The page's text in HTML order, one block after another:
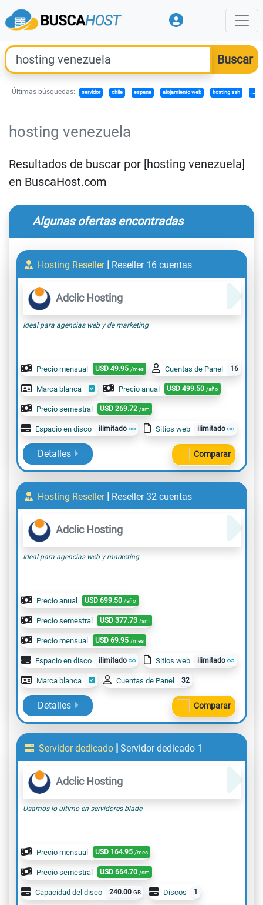
Últimas búsquedas: servidor chile espana alojamiento web hosting ssh ...
hosting venezuela
Resultados de buscar por [hosting venezuela]
en BuscaHost.com
Algunas ofertas encontradas
Hosting Reseller | Reseller 16 cuentas
Adclic Hosting
Ideal para agencias web y de marketing
Precio mensual USD 49.95 /mes Cuentas de Panel 16
Marca blanca Precio anual USD 499.50 /año
Precio semestral USD 269.72 /sm
Espacio en disco ilimitado Sitios web ilimitado
Detalles Comparar
Hosting Reseller | Reseller 32 cuentas
Adclic Hosting
Ideal para agencias web y marketing
Precio anual USD 699.50 /año
Precio semestral USD 377.73 /sm
Precio mensual USD 69.95 /mes
Espacio en disco ilimitado Sitios web ilimitado
Marca blanca Cuentas de Panel 32
Detalles Comparar
Servidor dedicado | Servidor dedicado 1
Adclic Hosting
Usamos lo último en servidores blade
Precio mensual USD 164.95 /mes
Precio semestral USD 664.70 /sm
Capacidad del disco 240.00 GB Discos 1